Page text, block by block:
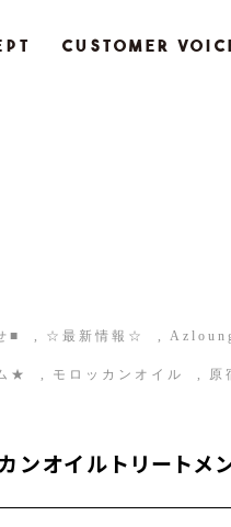
CUSTOMER
■ ☆最新情報☆
★ モロッカンオイル 原
ンオイルトリート